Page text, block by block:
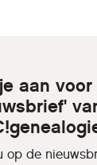
aan voor
op de